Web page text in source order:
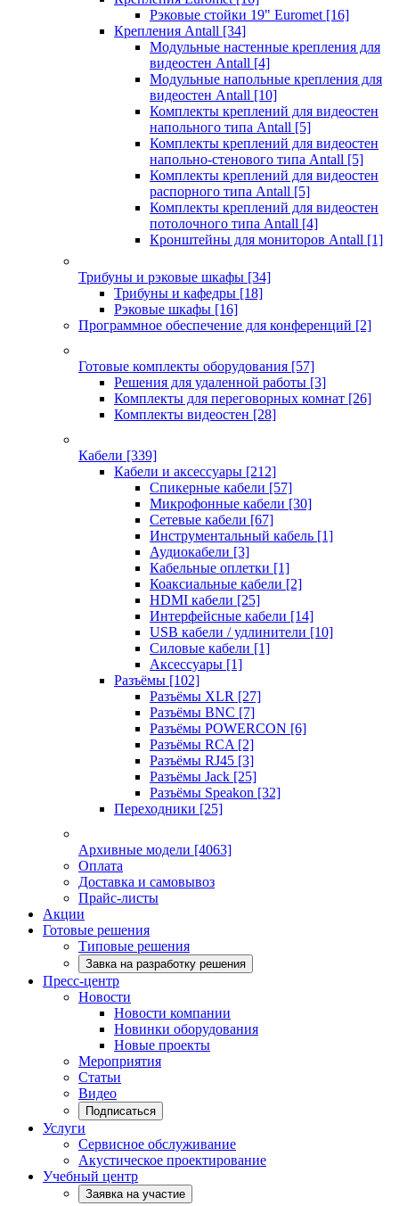
Рэковые стойки 19" Euromet [16]
Крепления Antall [34]
Модульные настенные крепления для
видеостен Antall [4]
Модульные напольные крепления для
видеостен Antall [10]
Комплекты креплений для видеостен
напольного типа Antall [5]
Комплекты креплений для видеостен
напольно-стенового типа Antall [5]
Комплекты креплений для видеостен
распорного типа Antall [5]
Комплекты креплений для видеостен
потолочного типа Antall [4]
Кронштейны для мониторов Antall [1]
Трибуны и рэковые шкафы [34]
Трибуны и кафедры [18]
Рэковые шкафы [16]
Программное обеспечение для конференций [2]
Готовые комплекты оборудования [57]
Решения для удаленной работы [3]
Комплекты для переговорных комнат [26]
Комплекты видеостен [28]
Кабели [339]
Кабели и аксессуары [212]
Спикерные кабели [57]
Микрофонные кабели [30]
Сетевые кабели [67]
Инструментальный кабель [1]
Аудиокабели [3]
Кабельные оплетки [1]
Коаксиальные кабели [2]
HDMI кабели [25]
Интерфейсные кабели [14]
USB кабели / удлинители [10]
Силовые кабели [1]
Аксессуары [1]
Разъёмы [102]
Разъёмы XLR [27]
Разъёмы BNC [7]
Разъёмы POWERCON [6]
Разъёмы RCA [2]
Разъёмы RJ45 [3]
Разъёмы Jack [25]
Разъёмы Speakon [32]
Переходники [25]
Архивные модели [4063]
Оплата
Доставка и самовывоз
Прайс-листы
Акции
Готовые решения
Типовые решения
Завка на разработку решения
Пресс-центр
Новости
Новости компании
Новинки оборудования
Новые проекты
Мероприятия
Статьи
Видео
Подписаться
Услуги
Сервисное обслуживание
Акустическое проектирование
Учебный центр
Заявка на участие